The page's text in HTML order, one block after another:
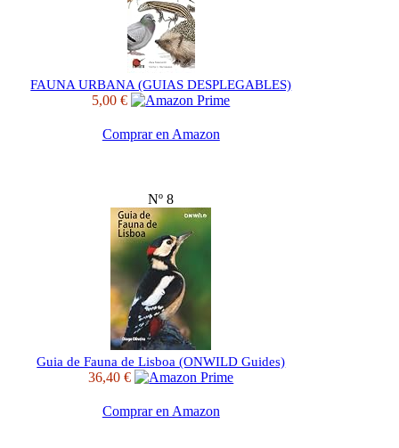
FAUNA URBANA (GUIAS DESPLEGABLES)
5,00 €
Comprar en Amazon
Nº 8
Guia de Fauna de Lisboa (ONWILD Guides)
36,40 €
Comprar en Amazon